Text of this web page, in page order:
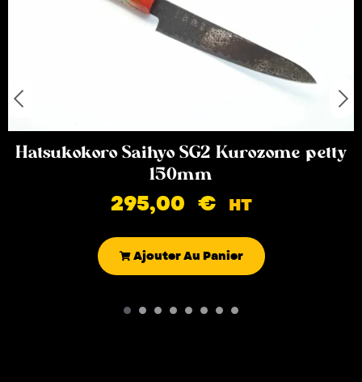
Hatsukokoro Saihyo SG2 Kurozome petty
150mm
295,00 € HT
Ajouter Au Panier